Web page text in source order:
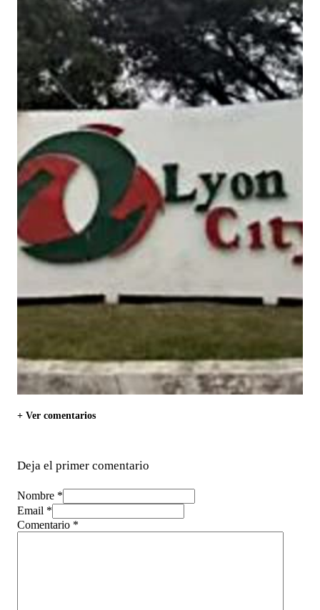
+ Ver comentarios
Deja el primer comentario
Nombre *
Email *
Comentario *